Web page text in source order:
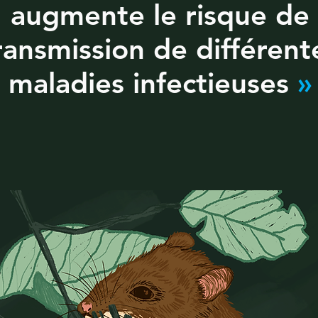
augmente le risque de
de
maladies infectieuses »